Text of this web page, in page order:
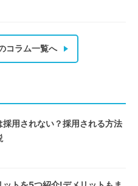
コラム一覧へ
採用されない？採用される方法